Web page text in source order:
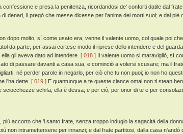
confessione e presa la penitenza, ricordandosi de' conforti datile dal
denari, il pregò che messe dicesse per l'anima dei morti suoi; e dai piè
dopo molto, sí come usato era, venne il valente uomo, col quale poi
da parte, per assai cortese modo il riprese dello intendere e del
gli aveva dato ad intendere. [ 018 ] Il valente uomo si maravigliò, sí
di passare davanti a casa sua, e cominciò a volersi scusare; ma il
né perder parole in negarlo, per ciò che tu non puoi; io non ho
l'ha dette. [ 019 ] E quantunque a te queste ciance omai non ti stean
sciocchezze schifa, ella è dessa; e per ciò, per onor di te e per
piú accorto che 'l santo frate, senza troppo indugio la sagacità della
non intramettersene per innanzi; e dal frate partitosi, dalla casa n'andò